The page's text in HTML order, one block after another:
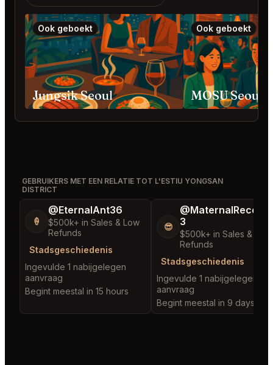
Ook geboekt
Jungsik Seoul
Ook geboekt
GEBRUIKERS MET EEN RELATIE TOT L'ESTIU YONGSAN
DISTRICT
🍦
@EternalAnt36
$500k+ in Sales & Low
Refunds
Stadsgeschiedenis
Ingevulde 1 nabijgelegen
aanvraag
Begint meestal in 15 hours
😎
3
$500k+ in Sales & Low
Refunds
Stadsgeschiedenis
Ingevulde 1 nabijgelegen
aanvraag
Begint meestal in 9 days